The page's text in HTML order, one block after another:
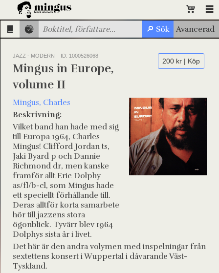
JAZZ - MODERN ID: 1000526068
200 kr | Köp
Mingus in Europe,
volume II
Mingus, Charles
Beskrivning:
Vilket band han hade med sig
till Europa 1964, Charles
Mingus! Clifford Jordan ts,
Jaki Byard p och Dannie
Richmond dr, men kanske
framför allt Eric Dolphy
as/fl/b-cl, som Mingus hade
ett speciellt förhållande till.
Deras alltför korta samarbete
hör till jazzens stora
ögonblick. Tyvärr blev 1964
Dolphys sista år i livet.
Det här är den andra volymen med inspelningar från
sextettens konsert i Wuppertal i dåvarande Väst-
Tyskland.